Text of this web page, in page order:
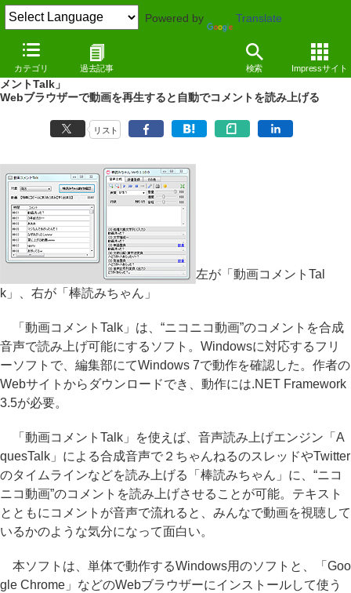
Powered by Translate
カテゴリ 過去記事 検索 Impressサイト
REVIEW
（11/07/25）
ニコ動や「にっこりコメント」を「棒読みちゃん」で読み上げ「動画コ
メントTalk」
Webブラウザーで動画を再生すると自動でコメントを読み上げる
リスト
左が「動画コメントTal
k」、右が「棒読みちゃん」
「動画コメントTalk」は、“ニコニコ動画”のコメントを合成
音声で読み上げ可能にするソフト。Windowsに対応するフリ
ーソフトで、編集部にてWindows 7で動作を確認した。作者の
Webサイトからダウンロードでき、動作には.NET Framework
3.5が必要。
「動画コメントTalk」を使えば、音声読み上げエンジン「A
quesTalk」による合成音声で２ちゃんねるのスレッドやTwitter
のタイムラインなどを読み上げる「棒読みちゃん」に、“ニコ
ニコ動画”のコメントを読み上げさせることが可能。テキスト
とともにコメントが音声で流れると、みんなで動画を視聴して
いるかのような気分になって面白い。
本ソフトは、単体で動作するWindows用のソフトと、「Goo
gle Chrome」などのWebブラウザーにインストールして使う